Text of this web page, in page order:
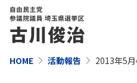
HOME 活動報告 2013年5